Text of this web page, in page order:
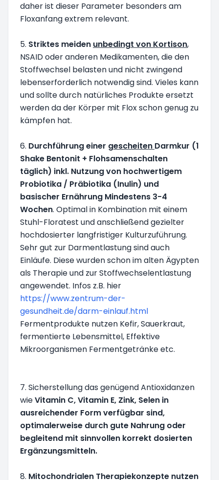
daher ist dieser Parameter besonders am
Floxanfang extrem relevant.
5. Striktes meiden unbedingt von Kortison,
NSAID oder anderen Medikamenten, die den
Stoffwechsel belasten und nicht zwingend
lebenserforderlich notwendig sind. Vieles kann
und sollte durch natürliches Produkte ersetzt
werden da der Körper mit Flox schon genug zu
kämpfen hat.
6. Durchführung einer gescheiten Darmkur (1
Shake Bentonit + Flohsamenschalten
täglich) inkl. Nutzung von hochwertigem
Probiotika / Präbiotika (Inulin) und
basischer Ernährung Mindestens 3-4
Wochen. Optimal in Kombination mit einem
Stuhl-Floratest und anschließend gezielter
hochdosierter langfristiger Kulturzuführung.
Sehr gut zur Darmentlastung sind auch
Einläufe. Diese wurden schon im alten Ägypten
als Therapie und zur Stoffwechselentlastung
angewendet. Infos z.B. hier
https://www.zentrum-der-
gesundheit.de/darm-einlauf.html
Fermentprodukte nutzen Kefir, Sauerkraut,
fermentierte Lebensmittel, Effektive
Mikroorganismen Fermentgetränke etc.
7. Sicherstellung das genügend Antioxidanzen
wieVitamin C, Vitamin E, Zink, Selen in
ausreichender Form verfügbar sind,
optimalerweise durch gute Nahrung oder
begleitend mit sinnvollen korrekt dosierten
Ergänzungsmitteln.
8. Mitochondrialen Therapiekonzepte nutzen